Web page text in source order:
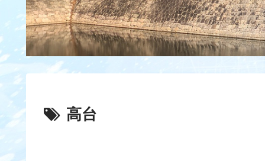
高台